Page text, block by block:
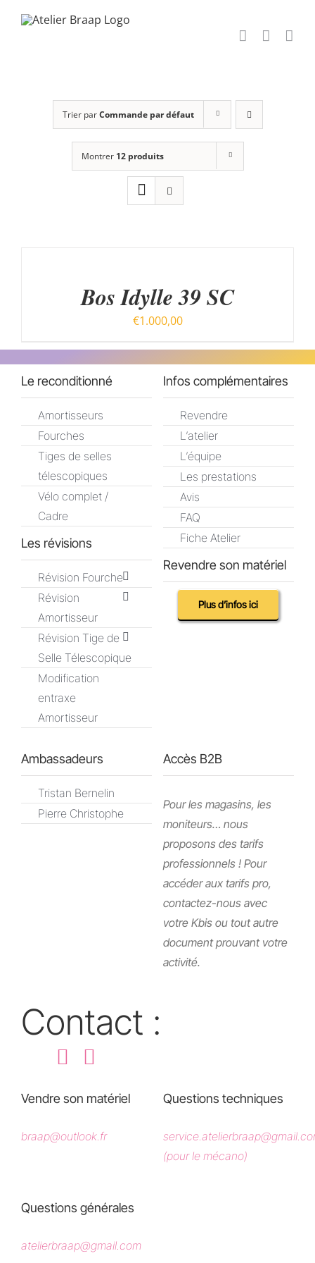
Trier parCommande par défaut
Montrer 12 produits
Bos Idylle 39 SC
€1.000,00
Le reconditionné
Amortisseurs
Fourches
Tiges de selles
télescopiques
Vélo complet /
Cadre
Les révisions
Révision Fourche
Révision
Amortisseur
Révision Tige de
Selle Télescopique
Modification
entraxe
Amortisseur
Infos complémentaires
Revendre
L’atelier
L’équipe
Les prestations
Avis
FAQ
Fiche Atelier
Revendre son matériel
Plus d’infos ici
Ambassadeurs
Tristan Bernelin
Pierre Christophe
Accès B2B
Pour les magasins, les
moniteurs… nous
proposons des tarifs
professionnels ! Pour
accéder aux tarifs pro,
contactez-nous avec
votre Kbis ou tout autre
document prouvant votre
activité.
Contact :
Vendre son matériel
braap@outlook.fr
Questions techniques
(pour le mécano)
Questions générales
atelierbraap@gmail.com